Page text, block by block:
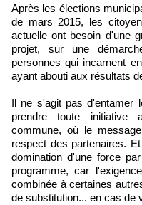
Après les élections
de mars 2015, les
actuelle ont besoin d'une
projet, sur une
personnes qui incarnent
ayant abouti aux résultats
Il ne s'agit pas d'entamer
prendre toute initiative
commune, où le
respect des partenaires.
domination d'une force
programme, car
combinée à certaines
de substitution... en cas de